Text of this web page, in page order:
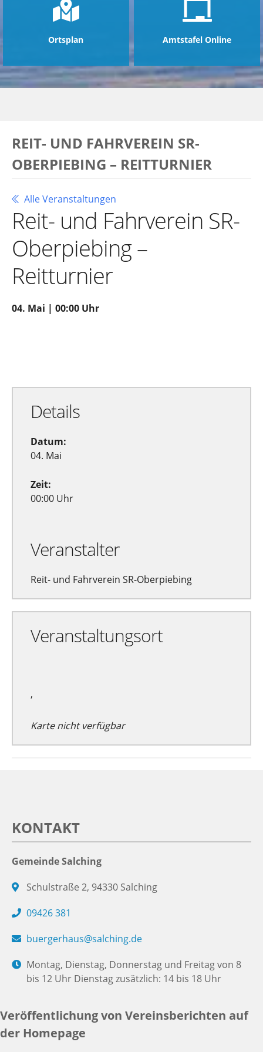
Ortsplan Amtstafel Online
REIT- UND FAHRVEREIN SR-
OBERPIEBING – REITTURNIER
Alle Veranstaltungen
Reit- und Fahrverein SR-
Oberpiebing –
Reitturnier
04. Mai | 00:00 Uhr
Details
Datum:
04. Mai
Zeit:
00:00 Uhr
Veranstalter
Reit- und Fahrverein SR-Oberpiebing
Veranstaltungsort
,
Karte nicht verfügbar
KONTAKT
Gemeinde Salching
Schulstraße 2, 94330 Salching
09426 381
buergerhaus@salching.de
Montag, Dienstag, Donnerstag und Freitag von 8
bis 12 Uhr Dienstag zusätzlich: 14 bis 18 Uhr
Veröffentlichung von Vereinsberichten auf
der Homepage